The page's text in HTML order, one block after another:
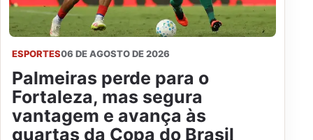
ESPORTES06 DE AGOSTO DE 2026
Palmeiras perde para o
Fortaleza, mas segura
vantagem e avança às
quartas da Copa do Brasil